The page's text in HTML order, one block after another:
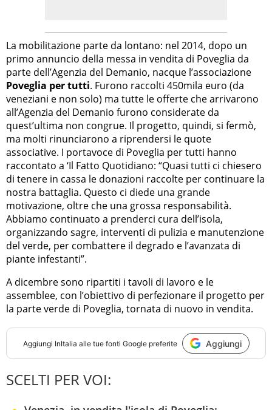
La mobilitazione parte da lontano: nel 2014, dopo un
primo annuncio della messa in vendita di Poveglia da
parte dell’Agenzia del Demanio, nacque l’associazione
Poveglia per tutti. Furono raccolti 450mila euro (da
veneziani e non solo) ma tutte le offerte che arrivarono
all’Agenzia del Demanio furono considerate da
quest’ultima non congrue. Il progetto, quindi, si fermò,
ma molti rinunciarono a riprendersi le quote
associative. I portavoce di Poveglia per tutti hanno
raccontato a ‘Il Fatto Quotidiano: “Quasi tutti ci chiesero
di tenere in cassa le donazioni raccolte per continuare la
nostra battaglia. Questo ci diede una grande
motivazione, oltre che una grossa responsabilità.
Abbiamo continuato a prenderci cura dell’isola,
organizzando sagre, interventi di pulizia e manutenzione
del verde, per combattere il degrado e l’avanzata di
piante infestanti”.
A dicembre sono ripartiti i tavoli di lavoro e le
assemblee, con l’obiettivo di perfezionare il progetto per
la parte verde di Poveglia, tornata di nuovo in vendita.
Aggiungi InItalia alle tue fonti Google preferite Aggiungi
SCELTI PER VOI: